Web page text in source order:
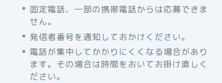
固定電話、一部の携帯電話からは応募できま
せん。
発信者番号を通知しておかけください。
電話が集中してかかりにくくなる場合があり
ます。その場合は時間をおいてお掛け直しく
ださい。